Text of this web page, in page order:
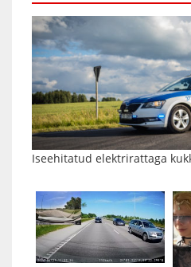
Iseehitatud elektrirattaga